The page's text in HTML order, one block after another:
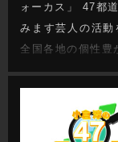
ォーカス」 47都
みます芸人の活
全国各地の個性
産品があるのに
い・・・。 でも
つなぐ地方創生成